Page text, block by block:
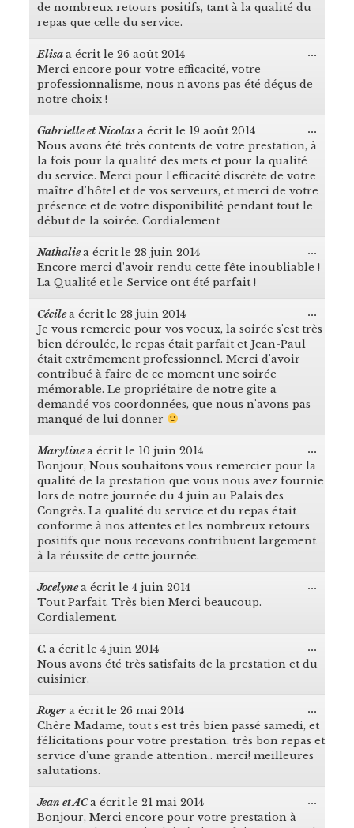
de nombreux retours positifs, tant à la qualité du
repas que celle du service.
Elisaa écrit le 26 août 2014
Merci encore pour votre efficacité, votre
professionnalisme, nous n'avons pas été déçus de
notre choix !
...
boîte
Gabrielle et Nicolasa écrit le 19 août 2014
Nous avons été très contents de votre prestation, à
la fois pour la qualité des mets et pour la qualité
du service. Merci pour l'efficacité discrète de votre
maître d'hôtel et de vos serveurs, et merci de votre
présence et de votre disponibilité pendant tout le
début de la soirée. Cordialement
...
cette
Nathaliea écrit le 28 juin 2014
Encore merci d'avoir rendu cette fête inoubliable !
La Qualité et le Service ont été parfait !
...
cette
Cécilea écrit le 28 juin 2014
Je vous remercie pour vos voeux, la soirée s'est très
bien déroulée, le repas était parfait et Jean-Paul
était extrêmement professionnel. Merci d'avoir
contribué à faire de ce moment une soirée
mémorable. Le propriétaire de notre gite a
demandé vos coordonnées, que nous n'avons pas
manqué de lui donner
...
cette
Marylinea écrit le 10 juin 2014
Bonjour, Nous souhaitons vous remercier pour la
qualité de la prestation que vous nous avez fournie
lors de notre journée du 4 juin au Palais des
Congrès. La qualité du service et du repas était
conforme à nos attentes et les nombreux retours
positifs que nous recevons contribuent largement
à la réussite de cette journée.
...
cette
boîte
Jocelynea écrit le 4 juin 2014
Tout Parfait. Très bien Merci beaucoup.
Cordialement.
...
C. a écrit le 4 juin 2014
Nous avons été très satisfaits de la prestation et du
cuisinier.
...
cette
Rogera écrit le 26 mai 2014
Chère Madame, tout s'est très bien passé samedi, et
félicitations pour votre prestation. très bon repas et
service d'une grande attention.. merci! meilleures
salutations.
...
cette
boîte
Jean et ACa écrit le 21 mai 2014
Bonjour, Merci encore pour votre prestation à
...